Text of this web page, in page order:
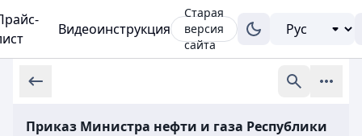
Видеоинструкция
Старая
версия
сайта
Приказ Министра нефти и газа Республики